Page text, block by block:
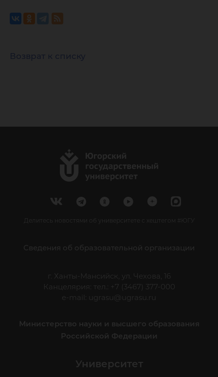
Возврат к списку
Делитесь новостями об университете с хештегом #ЮГУ
Сведения об образовательной организации
г. Ханты-Мансийск, ул. Чехова, 16
Канцелярия: тел.: +7 (3467) 377-000
e-mail:
ugrasu@ugrasu.ru
Министерство науки и высшего образования
Российской Федерации
Университет